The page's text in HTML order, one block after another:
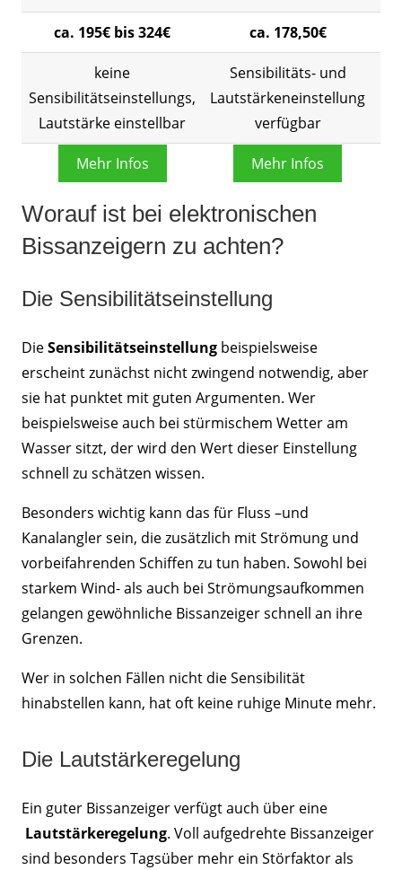
ca. 195€ bis 324€ ca. 178,50€
keine
Sensibilitätseinstellungs,
Lautstärke einstellbar
Sensibilitäts- und
Lautstärkeneinstellung
verfügbar
Mehr Infos Mehr Infos
Worauf ist bei elektronischen
Bissanzeigern zu achten?
Die Sensibilitätseinstellung
DieSensibilitätseinstellung beispielsweise
erscheint zunächst nicht zwingend notwendig, aber
sie hat punktet mit guten Argumenten. Wer
beispielsweise auch bei stürmischem Wetter am
Wasser sitzt, der wird den Wert dieser Einstellung
schnell zu schätzen wissen.
Besonders wichtig kann das für Fluss –und
Kanalangler sein, die zusätzlich mit Strömung und
vorbeifahrenden Schiffen zu tun haben. Sowohl bei
starkem Wind- als auch bei Strömungsaufkommen
gelangen gewöhnliche Bissanzeiger schnell an ihre
Grenzen.
Wer in solchen Fällen nicht die Sensibilität
hinabstellen kann, hat oft keine ruhige Minute mehr.
Die Lautstärkeregelung
Ein guter Bissanzeiger verfügt auch über eine
Lautstärkeregelung. Voll aufgedrehte Bissanzeiger
sind besonders Tagsüber mehr ein Störfaktor als